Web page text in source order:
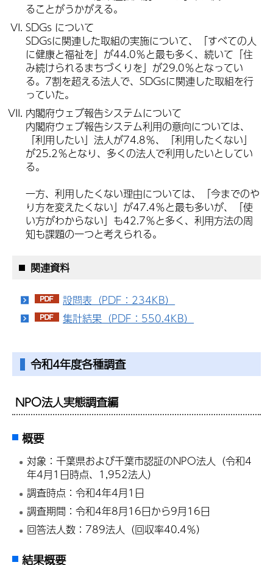
ることがうかがえる。
SDGs について
SDGsに関連した取組の実施について、「すべての人
に健康と福祉を」が44.0％と最も多く、続いて「住
み続けられるまちづくりを」が29.0％となってい
る。7割を超える法人で、SDGsに関連した取組を行
っていた。
内閣府ウェブ報告システムについて
内閣府ウェブ報告システム利用の意向については、
「利用したい」法人が74.8％、「利用したくない」
が25.2％となり、多くの法人で利用したいとしてい
る。
一方、利用したくない理由については、「今までのや
り方を変えたくない」が47.4％と最も多いが、「使
い方がわからない」も42.7％と多く、利用方法の周
知も課題の一つと考えられる。
関連資料
設問表（PDF：234KB）
集計結果（PDF：550.4KB）
令和4年度各種調査
NPO法人実態調査編
概要
対象：千葉県および千葉市認証のNPO法人（令和4
年4月1日時点、1,952法人）
調査時点：令和4年4月1日
調査期間：令和4年8月16日から9月16日
回答法人数：789法人（回収率40.4％）
結果概要